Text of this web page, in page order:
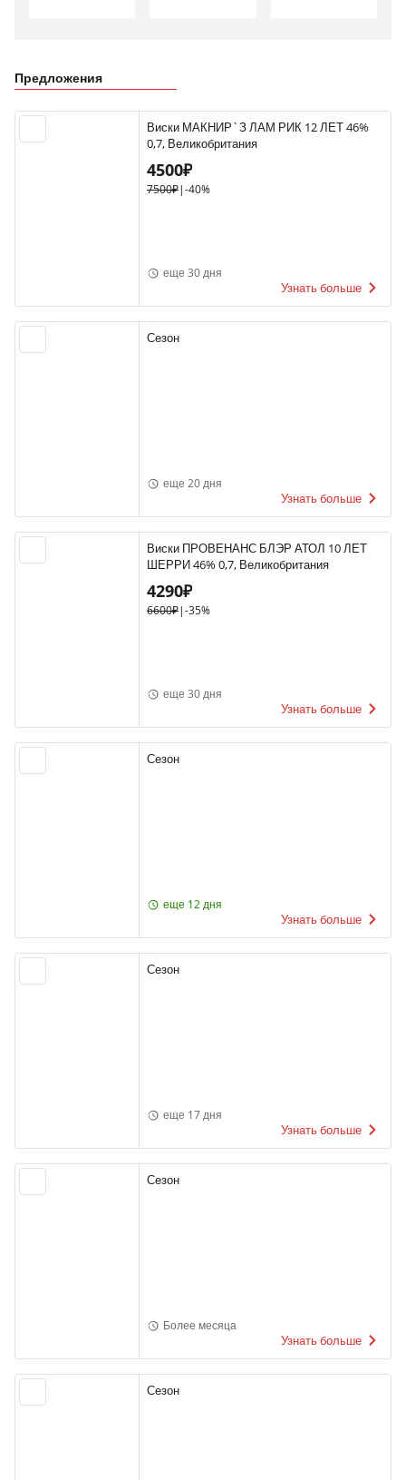
Предложения
Виски МАКНИР`З ЛАМ РИК 12 ЛЕТ 46%
0,7, Великобритания
4500₽
7500₽|-40%
еще 30 дня
Узнать больше
Сезон
еще 20 дня
Узнать больше
Виски ПРОВЕНАНС БЛЭР АТОЛ 10 ЛЕТ
ШЕРРИ 46% 0,7, Великобритания
4290₽
6600₽|-35%
еще 30 дня
Узнать больше
Сезон
еще 12 дня
Узнать больше
Сезон
еще 17 дня
Узнать больше
Сезон
Более месяца
Узнать больше
Сезон